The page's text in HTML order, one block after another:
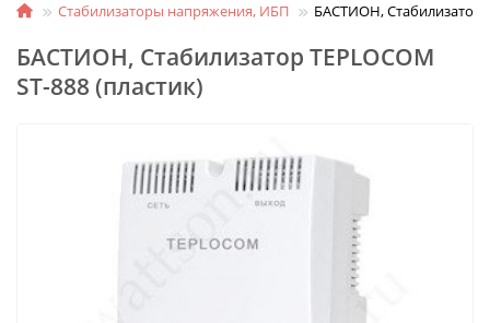
Стабилизаторы напряжения, ИБП БАСТИОН, Стабилизатор
БАСТИОН, Стабилизатор TEPLOCOM
ST-888 (пластик)